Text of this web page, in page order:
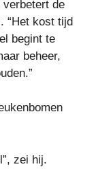
verbetert de
“Het kost tijd
begint te
beheer,
zei hij.